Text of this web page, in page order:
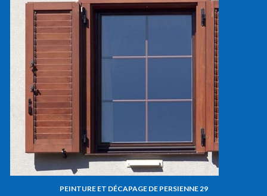
PEINTURE ET DÉCAPAGE DE PERSIENNE 29